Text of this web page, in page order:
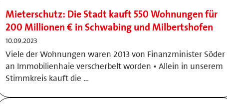
Mieterschutz: Die Stadt kauft 550 Wohnungen für
200 Millionen € in Schwabing und Milbertshofen
10.09.2023
Viele der Wohnungen waren 2013 von Finanzminister Söder
an Immobilienhaie verscherbelt worden • Allein in unserem
Stimmkreis kauft die …